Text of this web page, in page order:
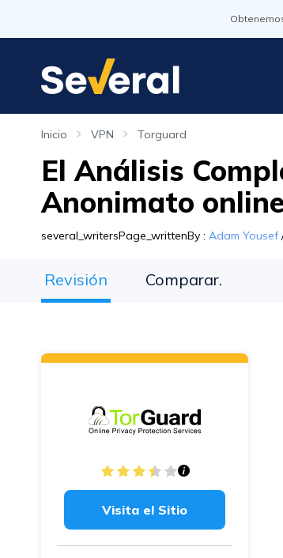
Inicio VPN Torguard
El Análisis
Anonimato
several_writersPage_writtenBy : Adam Yousef
Revisión Comparar.
Visita el Sitio